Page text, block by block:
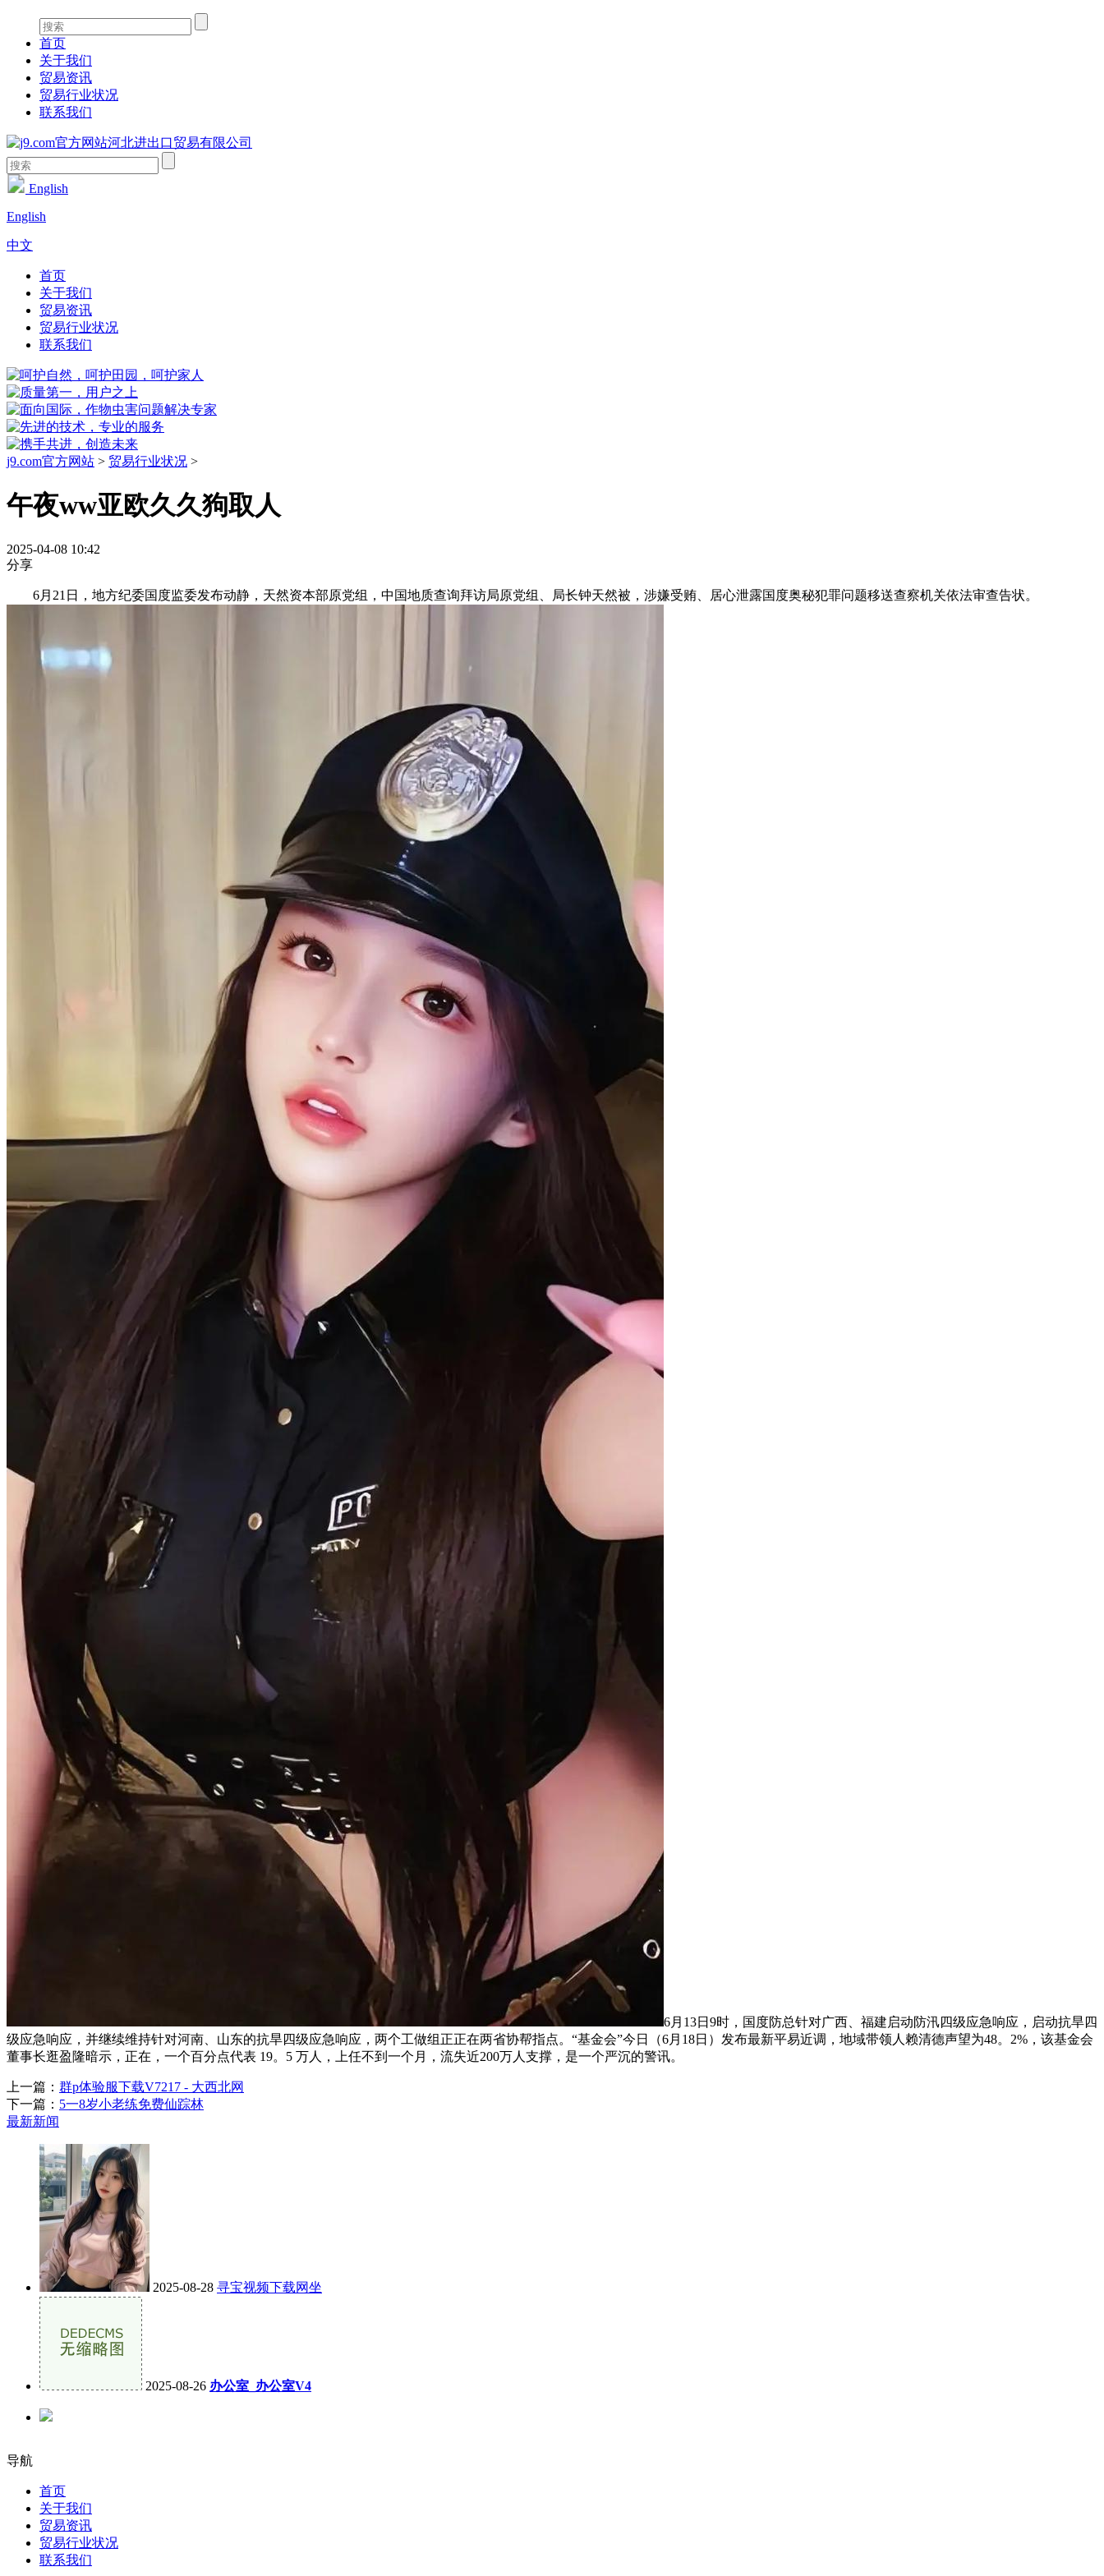
首页
关于我们
贸易资讯
贸易行业状况
联系我们
English
English
中文
首页
关于我们
贸易资讯
贸易行业状况
联系我们
j9.com官方网站 > 贸易行业状况 >
午夜ww亚欧久久狗取人
2025-04-08 10:42
分享
6月21日，地方纪委国度监委发布动静，天然资本部原党组，中国地质查询拜访局原党组、局长钟天然被，涉嫌受贿、居心泄露国度奥秘犯罪问题移送查察机关依法审查告状。
6月13日9时，国度防总针对广西、福建启动防汛四级应急响应，启动抗旱四
级应急响应，并继续维持针对河南、山东的抗旱四级应急响应，两个工做组正正在两省协帮指点。“基金会”今日（6月18日）发布最新平易近调，地域带领人赖清德声望为48。2%，该基金会
董事长逛盈隆暗示，正在，一个百分点代表 19。5 万人，上任不到一个月，流失近200万人支撑，是一个严沉的警讯。
上一篇： 群p体验服下载V7217 - 大西北网
下一篇： 5一8岁小老练免费仙踪林
最新新闻
2025-08-28 寻宝视频下载网坐
2025-08-26 办公室_办公室V4
导航
首页
关于我们
贸易资讯
贸易行业状况
联系我们